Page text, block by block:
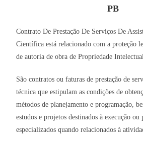
PB
Contrato De Prestação De Serviços De
Científica está relacionado com a proteção
de autoria de obra de Propriedade Intelectual.
São contratos ou faturas de prestação de
técnica que estipulam as condições de
métodos de planejamento e programação,
estudos e projetos destinados à execução ou
especializados quando relacionados à